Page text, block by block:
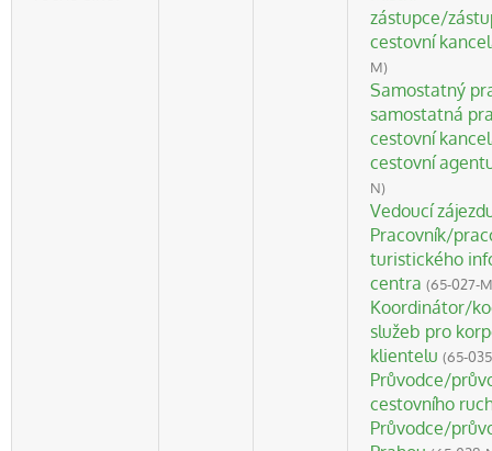
zástupce/
cestovní
M)
Samostatný
samostatná
cestovní
cestovní
N)
Vedoucí
Pracovník/
turistického
centra (65-027-
Koordinátor/
služeb pro
klientelu (65-
Průvodce/
cestovního
Průvodce/